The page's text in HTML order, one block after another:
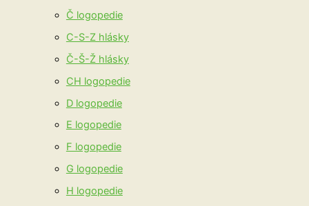
Č logopedie
C-S-Z hlásky
Č-Š-Ž hlásky
CH logopedie
D logopedie
E logopedie
F logopedie
G logopedie
H logopedie